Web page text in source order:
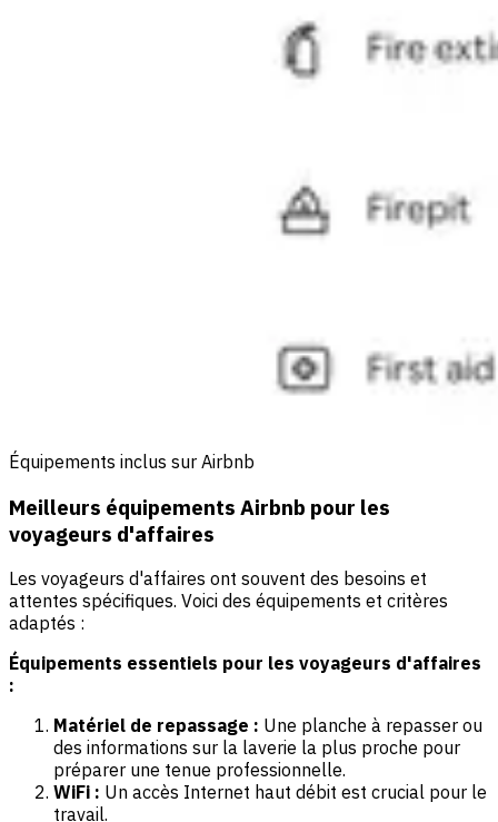
Équipements inclus sur Airbnb
Meilleurs équipements Airbnb pour les
voyageurs d'affaires
Les voyageurs d'affaires ont souvent des besoins et
attentes spécifiques. Voici des équipements et critères
adaptés :
Équipements essentiels pour les voyageurs d'affaires
:
Matériel de repassage : Une planche à repasser ou
des informations sur la laverie la plus proche pour
préparer une tenue professionnelle.
WiFi : Un accès Internet haut débit est crucial pour le
travail.